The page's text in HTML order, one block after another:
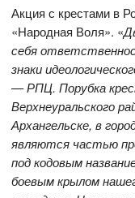
Акция с крестами в
«Народная Воля». «
себя
знаки
— РПЦ. Порубка
Верхнеуральского
Архангельске, в
являются частью
под кодовым
боевым крылом